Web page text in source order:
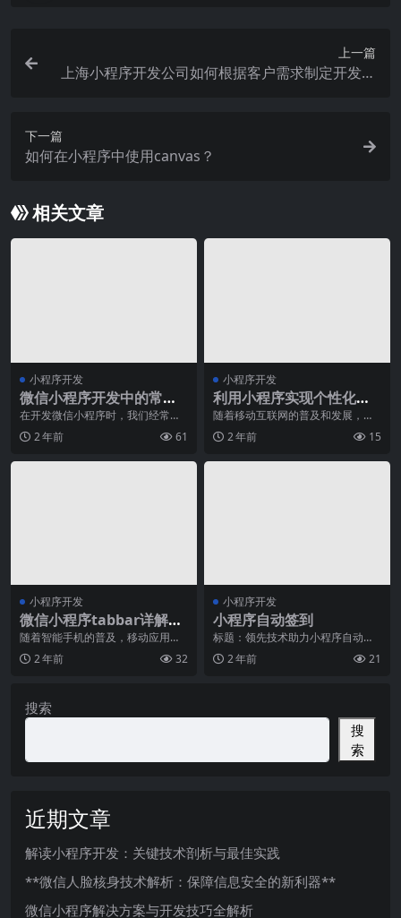
上一篇
上海小程序开发公司如何根据客户需求制定开发计
下一篇
如何在小程序中使用canvas？
相关文章
小程序开发
微信小程序开发中的常见
授权问题
在开发微信小程序时，我们经常会
遇到一些与授权相关的问题。这些
问题可能会导致小程序
2 年前 61
小程序开发
利用小程序实现个性化营
销策略
随着移动互联网的普及和发展，越
来越多的企业开始关注个性化营销
策略的重要性。而小程
2 年前 15
小程序开发
微信小程序tabbar详解，
快速打造精美导航菜单！
随着智能手机的普及，移动应用程
序已成为人们日常生活中不可缺少
的一部分。微信小程序
2 年前 32
小程序开发
小程序自动签到
标题：领先技术助力小程序自动签
到，提升效率专业软文随着移动互
联网的快速发展，小程
2 年前 21
搜索
搜
索
近期文章
解读小程序开发：关键技术剖析与最佳实践
**微信人脸核身技术解析：保障信息安全的新利器**
微信小程序解决方案与开发技巧全解析